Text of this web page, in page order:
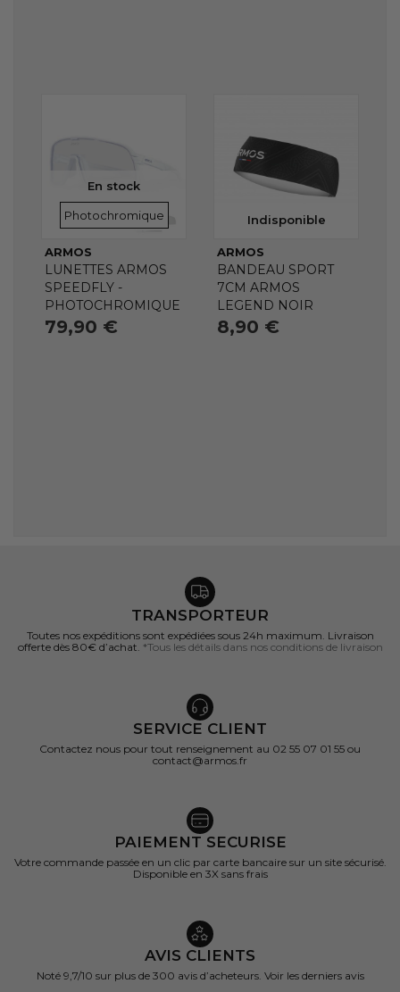
En stock
VERRES
Photochromique
ARMOS
LUNETTES ARMOS
SPEEDFLY -
PHOTOCHROMIQUE
79,90 €
Indisponible
ARMOS
BANDEAU SPORT
7CM ARMOS
LEGEND NOIR
8,90 €
TRANSPORTEUR
Toutes nos expéditions sont expédiées sous 24h maximum. Livraison
offerte dès 80€ d’achat. *Tous les détails dans nos conditions de livraison
SERVICE CLIENT
Contactez nous pour tout renseignement au 02 55 07 01 55 ou
contact@armos.fr
PAIEMENT SECURISE
Votre commande passée en un clic par carte bancaire sur un site sécurisé.
Disponible en 3X sans frais
AVIS CLIENTS
Noté 9,7/10 sur plus de 300 avis d’acheteurs. Voir les derniers avis